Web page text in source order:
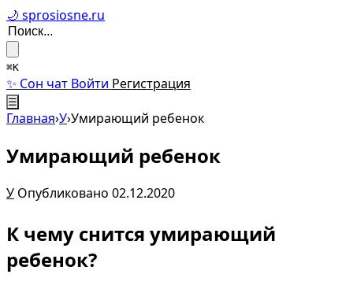
🌙 sprosiosne.ru
⌘K
✨ Сон чат Войти Регистрация
☰
Главная›У›Умирающий ребенок
Умирающий ребенок
У Опубликовано 02.12.2020
К чему снится умирающий
ребенок?